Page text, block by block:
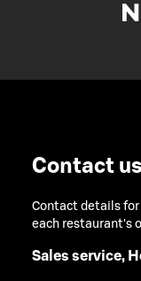
Contact us
Contact details
each restaurant's
Sales service,